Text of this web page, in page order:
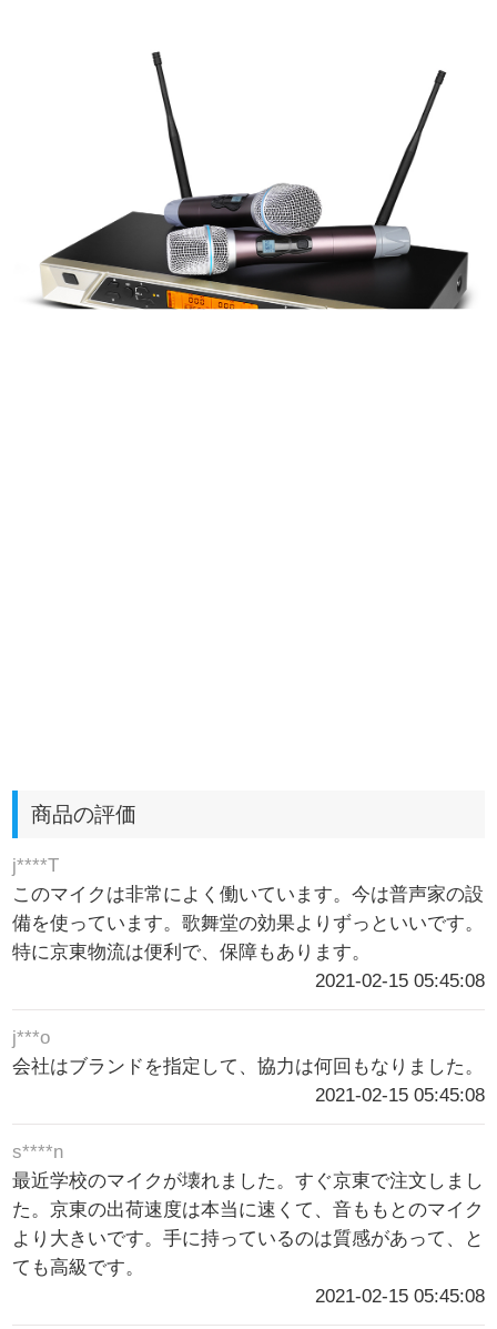
商品の評価
j****T
このマイクは非常によく働いています。今は普声家の設
備を使っています。歌舞堂の効果よりずっといいです。
特に京東物流は便利で、保障もあります。
2021-02-15 05:45:08
j***o
会社はブランドを指定して、協力は何回もなりました。
2021-02-15 05:45:08
s****n
最近学校のマイクが壊れました。すぐ京東で注文しまし
た。京東の出荷速度は本当に速くて、音ももとのマイク
より大きいです。手に持っているのは質感があって、と
ても高級です。
2021-02-15 05:45:08